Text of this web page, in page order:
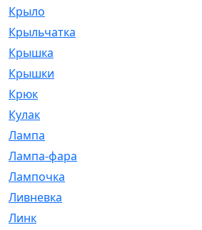
Крыло
Крыльчатка
Крышка
Крышки
Крюк
Кулак
Лампа
Лампа-фара
Лампочка
Ливневка
Линк